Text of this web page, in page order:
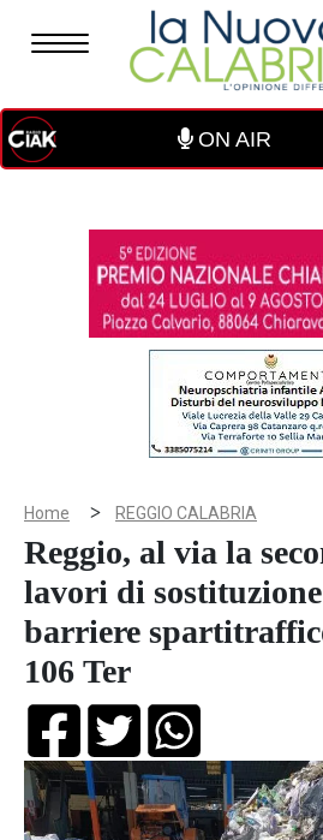
ON AIR
Home > REGGIO CALABRIA
Reggio, al via la
lavori di
barriere
106 Ter